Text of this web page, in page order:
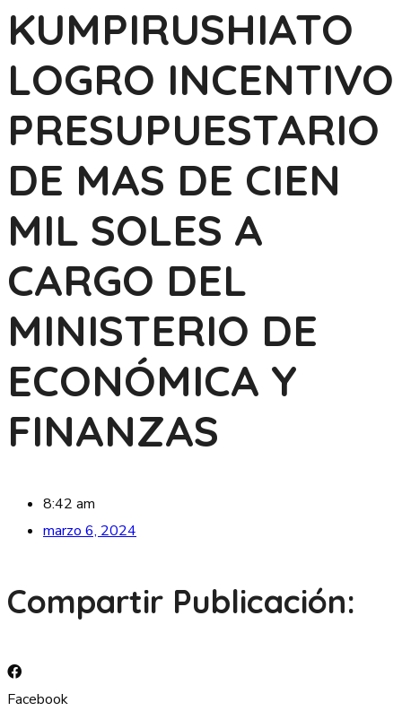
KUMPIRUSHIATO
LOGRO INCENTIVO
PRESUPUESTARIO
DE MAS DE CIEN
MIL SOLES A
CARGO DEL
MINISTERIO DE
ECONÓMICA Y
FINANZAS
8:42 am
marzo 6, 2024
Compartir Publicación:
Facebook